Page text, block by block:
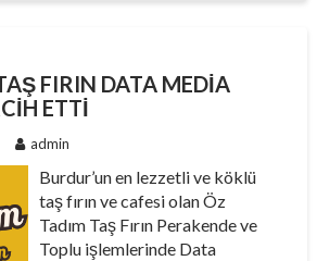
FIRIN DATA MEDIA
ETTI
admin
Burdur’un en lezzetli ve köklü
taş fırın ve cafesi olan Öz
Tadım Taş Fırın Perakende ve
Toplu işlemlerinde Data